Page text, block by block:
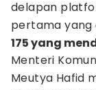
delapan
pertama yang
175 yang
Menteri
Meutya Hafid